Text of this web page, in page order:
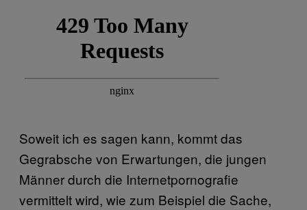
Soweit ich es sagen kann, kommt das
Gegrabsche von Erwartungen, die jungen
Männer durch die Internetpornografie
vermittelt wird, wie zum Beispiel die Sache,